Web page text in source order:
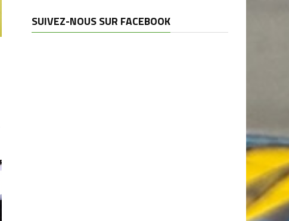
SUIVEZ-NOUS SUR FACEBOOK